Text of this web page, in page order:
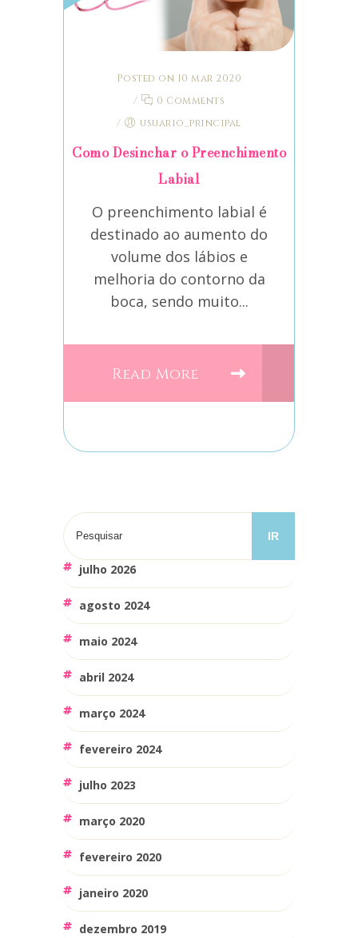
Posted on 10 mar 2020
/
0 Comments
/
usuario_principal
Como Desinchar o Preenchimento
Labial
O preenchimento labial é
destinado ao aumento do
volume dos lábios e
melhoria do contorno da
boca, sendo muito...
Read More
julho 2026
agosto 2024
maio 2024
abril 2024
março 2024
fevereiro 2024
julho 2023
março 2020
fevereiro 2020
janeiro 2020
dezembro 2019